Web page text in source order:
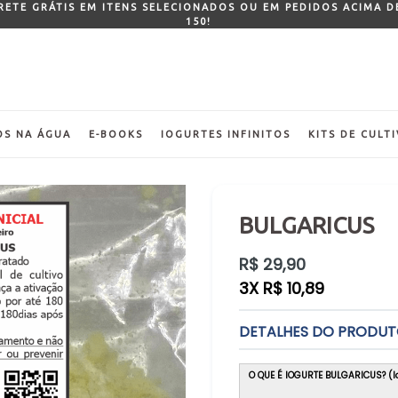
GRÁTIS EM ITENS SELECIONADOS OU EM PEDIDOS ACIMA
150!
NA ÁGUA E-BOOKS IOGURTES INFINITOS KITS DE
BULGARICUS
Preço
normal
R$ 29,90
3X R$ 10,89
DETALHES DO
O QUE É IOGURTE